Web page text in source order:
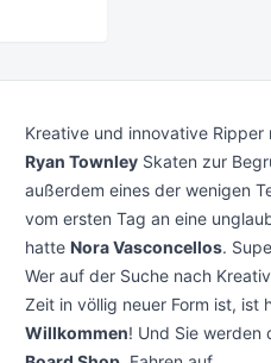
Kreative und innovative Ripper
Ryan TownleySkaten zur
außerdem eines der wenigen
vom ersten Tag an eine
hatte Nora Vasconcellos.
Wer auf der Suche nach
Zeit in völlig neuer Form ist, ist
Willkommen! Und Sie werden